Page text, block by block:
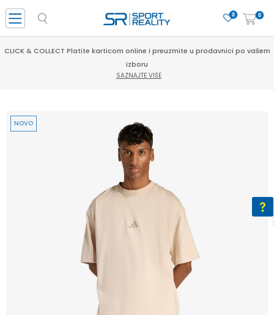
0
0
CLICK & COLLECT Platite karticom online i preuzmite u prodavnici po vašem
izboru
SAZNAJTE VIŠE
NOVO